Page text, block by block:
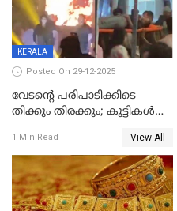
KERALA
Posted On 29-12-2025
വേടന്റെ പരിപാടിക്കിടെ
തിക്കും തിരക്കും; കുട്ടികള്‍
പരിക്ക്; പാളം മറികടന്ന
യുവാവ് ട്രെയിന്‍ തട്ടി മരിച്ചു
1 Min Read View All